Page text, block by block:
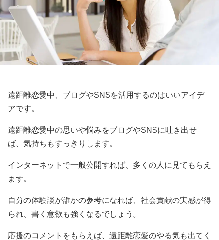
遠距離恋愛中、ブログやSNSを活用するのはいいアイデ
アです。
遠距離恋愛中の思いや悩みをブログやSNSに吐き出せ
ば、気持ちもすっきりします。
インターネットで一般公開すれば、多くの人に見てもらえ
ます。
自分の体験談が誰かの参考になれば、社会貢献の実感が得
られ、書く意欲も強くなるでしょう。
応援のコメントをもらえば、遠距離恋愛のやる気も出てく